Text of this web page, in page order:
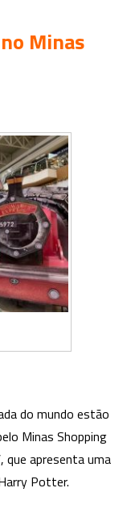
Minas
do mundo estão
Minas Shopping
, que apresenta uma
Potter.